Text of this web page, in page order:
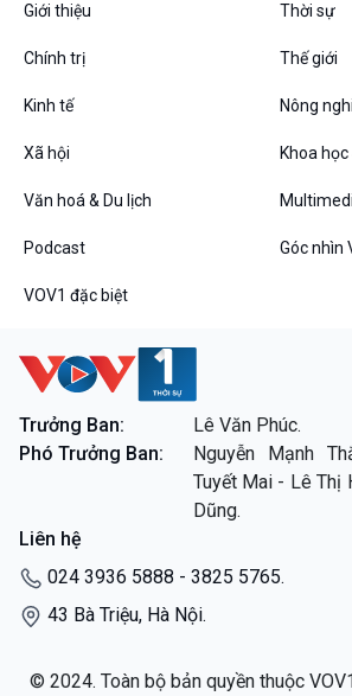
VOV1 đặc biệt
Chân dung cuộc sống
Giới thiệu Thời sự
Chính trị Thế giới
Kinh tế Nông
Xã hội Khoa
Văn hoá & Du lịch
Podcast Góc nhìn
VOV1 đặc biệt
Trưởng Ban:
Lê Văn Phúc.
Phó Trưởng Ban:
Nguyễn Mạnh
Tuyết Mai - Lê Thị
Dũng.
Liên hệ
024 3936 5888 - 3825 5765.
43 Bà Triệu, Hà Nội.
© 2024. Toàn bộ bản quyền thuộc